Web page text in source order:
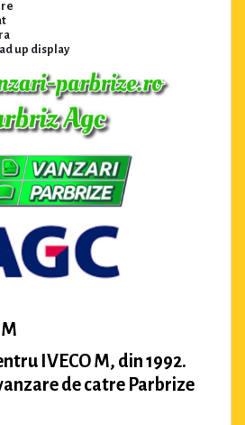
up display
IVECO M, din 1992.
de catre Parbrize